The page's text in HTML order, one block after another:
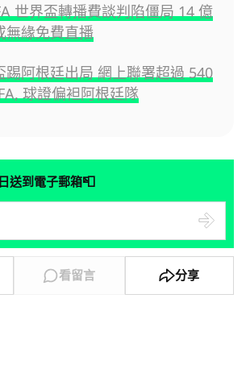
世界盃轉播費談判陷僵局 14 億
無緣免費直播
踢阿根廷出局 網上聯署超過 540
球證偏袒阿根廷隊
送到電子郵箱📮
看留言 分享